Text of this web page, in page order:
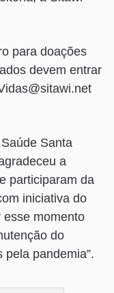
para doações
devem entrar
Santa
a
participaram da
iniciativa do
esse momento
do
pandemia”.